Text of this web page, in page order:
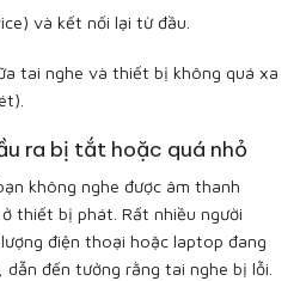
và kết nối lại từ đầu.
tai nghe và thiết bị không quá xa
ra bị tắt hoặc quá nhỏ
không nghe được âm thanh
thiết bị phát. Rất nhiều người
điện thoại hoặc laptop đang
đến tưởng rằng tai nghe bị lỗi.